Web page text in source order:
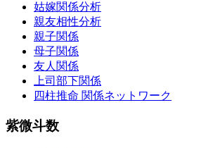
姑嫁関係分析
親友相性分析
親子関係
母子関係
友人関係
上司部下関係
四柱推命 関係ネットワーク
紫微斗数